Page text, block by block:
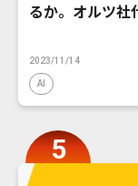
るか。オルツ社
2023/11/14
AI